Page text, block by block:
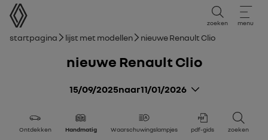
Gebruikershandleiding
zoeken menu
broodkruimelnavigatie
Startpagina Lijst met modellen nieuwe Renault Clio
nieuwe Renault Clio
15/09/2025naar11/01/2026
Ontdekken Handmatig Waarschuwingslampjes pdf-gids zoeken